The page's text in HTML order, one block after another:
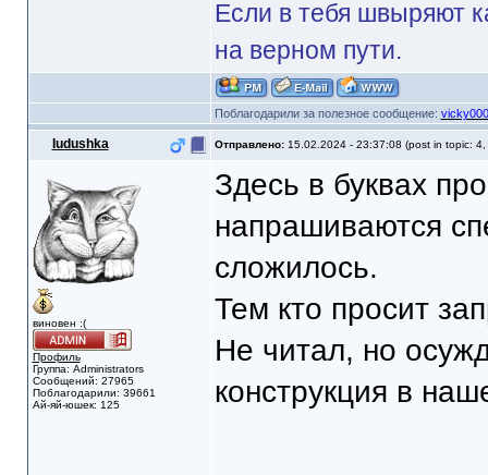
Если в тебя швыряют
на верном пути.
Поблагодарили за полезное сообщение:
Iudushka Отправлено: 15.02.2024 - 23:37:08 (post in topic: 4,
виновен :(
Профиль
Группа: Administrators
Сообщений: 27965
Поблагодарили: 39661
Ай-яй-юшек: 125
Здесь в буквах
напрашиваются
сложилось.
Тем кто просит
Не читал, но
конструкция в